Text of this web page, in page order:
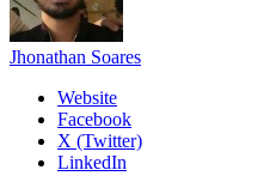
Jhonathan Soares
Website
Facebook
X (Twitter)
LinkedIn